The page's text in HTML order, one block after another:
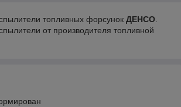
топливных форсунок ДЕНСО
от производителя топливной